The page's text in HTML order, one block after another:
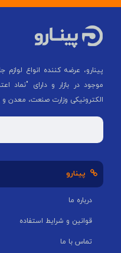
پینارو، عرضه کننده انواع
موجود در بازار و دارای "نماد
الكترونیكی وزارت صنعت، معدن
پینارو
درباره ما
قوانین و شرایط استفاده
تماس با ما